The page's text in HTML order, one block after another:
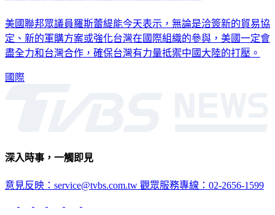
美國聯邦眾議員羅斯蕾緹能今天表示，無論是洽簽新的貿易協
定、新的軍購方案或強化台灣在國際組織的參與，美國一定會
盡全力和台灣合作，確保台灣有力量抵禦中國大陸的打壓。
國際
深入時事，一觸即見
意見反映：service@tvbs.com.tw 觀眾服務專線：02-2656-1599